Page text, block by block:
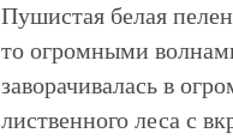
Пушистая белая
то огромными
заворачивалась в
лиственного леса с